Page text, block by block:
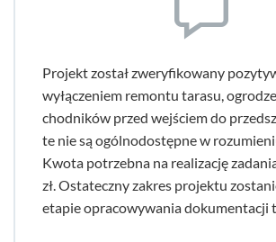
Projekt został zweryfikowany
wyłączeniem remontu tarasu,
chodników przed wejściem do
te nie są ogólnodostępne w
Kwota potrzebna na realizację
zł. Ostateczny zakres projektu
etapie opracowywania dokumentacji